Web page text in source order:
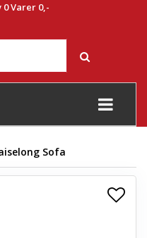
0Varer 0,-
+
+
Sofa